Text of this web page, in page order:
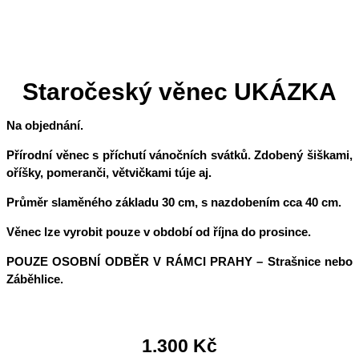
Staročeský věnec UKÁZKA
Na objednání.
Přírodní věnec s příchutí vánočních svátků. Zdobený šiškami,
oříšky, pomeranči, větvičkami túje aj.
Průměr slaměného základu 30 cm, s nazdobením cca 40 cm.
Věnec lze vyrobit pouze v období od října do prosince.
POUZE OSOBNÍ ODBĚR V RÁMCI PRAHY – Strašnice nebo
Záběhlice.
1.300 Kč